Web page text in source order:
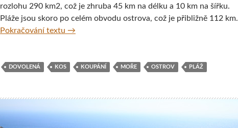
rozlohu 290 km2, což je zhruba 45 km na délku a 10 km na šířku.
Pláže jsou skoro po celém obvodu ostrova, což je přibližně 112 km.
Pokračování textu Dovolená na Kosu – 1. část (Marmari)
→
DOVOLENÁ KOS KOUPÁNÍ MOŘE OSTROV PLÁŽ